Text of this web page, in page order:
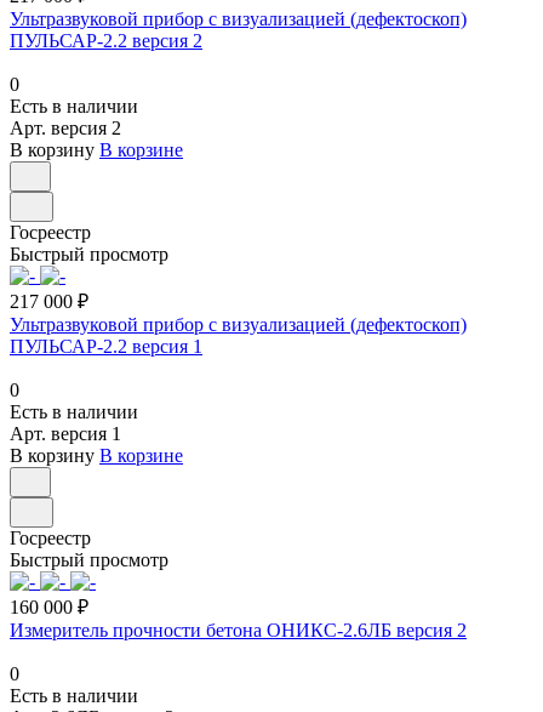
Ультразвуковой прибор с визуализацией (дефектоскоп)
ПУЛЬСАР-2.2 версия 2
0
Есть в наличии
Арт. версия 2
В корзину В корзине
Госреестр
Быстрый просмотр
217 000 ₽
Ультразвуковой прибор с визуализацией (дефектоскоп)
ПУЛЬСАР-2.2 версия 1
0
Есть в наличии
Арт. версия 1
В корзину В корзине
Госреестр
Быстрый просмотр
160 000 ₽
Измеритель прочности бетона ОНИКС-2.6ЛБ версия 2
0
Есть в наличии